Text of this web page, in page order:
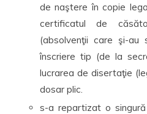
de naştere în copie
certificatul de
(absolvenţii care şi-au
înscriere tip (de la
lucrarea de disertaţie
dosar plic.
s-a repartizat o